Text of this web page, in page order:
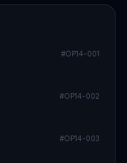
#OP14-001
#OP14-002
#OP14-003